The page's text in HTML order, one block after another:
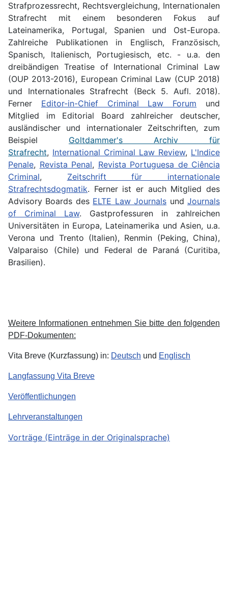
Strafprozessrecht, Rechtsvergleichung, Internationalen
Strafrecht mit einem besonderen Fokus auf
Lateinamerika, Portugal, Spanien und Ost-Europa.
Zahlreiche Publikationen in Englisch, Französisch,
Spanisch, Italienisch, Portugiesisch, etc. - u.a. den
dreibändigen Treatise of International Criminal Law
(OUP 2013-2016), European Criminal Law (CUP 2018)
und Internationales Strafrecht (Beck 5. Aufl. 2018).
Ferner Editor-in-Chief Criminal Law Forum und
Mitglied im Editorial Board zahlreicher deutscher,
ausländischer und internationaler Zeitschriften, zum
Beispiel Goltdammer's Archiv für
Strafrecht, International Criminal Law Review, L'Indice
Penale, Revista Penal, Revista Portuguesa de Ciência
Criminal, Zeitschrift für internationale
Strafrechtsdogmatik. Ferner ist er auch Mitglied des
Advisory Boards des ELTE Law Journals undJournals
of Criminal Law. Gastprofessuren in zahlreichen
Universitäten in Europa, Lateinamerika und Asien, u.a.
Verona und Trento (Italien), Renmin (Peking, China),
Valparaiso (Chile) und Federal de Paraná (Curitiba,
Brasilien).
Weitere Informationen entnehmen Sie bitte den folgenden
PDF-Dokumenten:
Vita Breve (Kurzfassung) in: Deutsch und Englisch
Langfassung Vita Breve
Veröffentlichungen
Lehrveranstaltungen
Vorträge (Einträge in der Originalsprache)